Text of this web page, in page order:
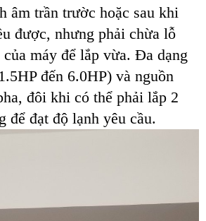
âm trần trườc hoặc sau khi
được, nhưng phải chừa lỗ
máy để lắp vừa. Đa dạng
đến 6.0HP) và nguồn
đôi khi có thể phải lắp 2
để đạt độ lạnh yêu cầu.